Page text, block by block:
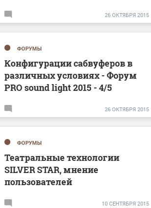
26ОКТЯБРЯ2015
ФОРУМЫ
Конфигурации сабвуферов в
различных условиях - Форум
PRO sound light 2015 - 4/5
26ОКТЯБРЯ2015
ФОРУМЫ
Театральные технологии
SILVER STAR, мнение
пользователей
10СЕНТЯБРЯ2015